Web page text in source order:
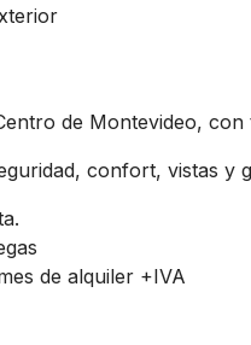
de Montevideo,
confort, vistas y
de alquiler +IVA